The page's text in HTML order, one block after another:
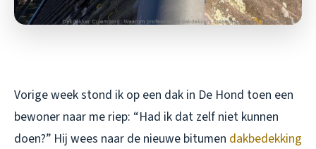
Vorige week stond ik op een dak in De Hond toen een
bewoner naar me riep: “Had ik dat zelf niet kunnen
doen?” Hij wees naar de nieuwe bitumen dakbedekking